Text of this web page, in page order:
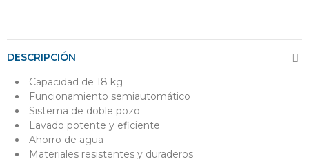
DESCRIPCIÓN
Capacidad de 18 kg
Funcionamiento semiautomático
Sistema de doble pozo
Lavado potente y eficiente
Ahorro de agua
Materiales resistentes y duraderos